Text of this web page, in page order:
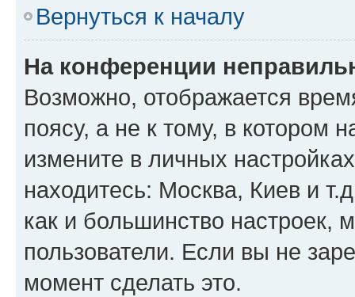
Вернуться к началу
На конференции
Возможно, отображается
поясу, а не к тому, в котором
измените в личных
находитесь: Москва, Киев и
как и большинство настроек,
пользователи. Если вы не
момент сделать это.